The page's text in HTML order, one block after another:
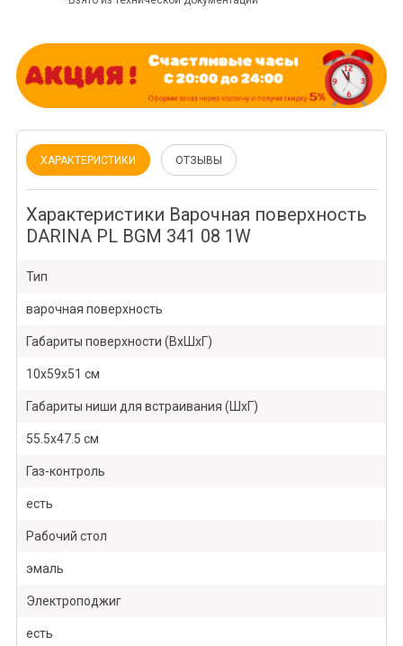
ХАРАКТЕРИСТИКИ ОТЗЫВЫ
Характеристики Варочная поверхность
DARINA PL BGM 341 08 1W
Тип
варочная поверхность
Габариты поверхности (ВxШxГ)
10x59x51 см
Габариты ниши для встраивания (ШxГ)
55.5x47.5 см
Газ-контроль
есть
Рабочий стол
эмаль
Электроподжиг
есть